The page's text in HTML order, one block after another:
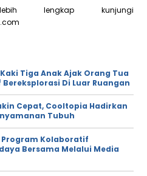
lengkap kunjungi
Tiga Anak Ajak Orang Tua
Di Luar Ruangan
Cepat, Cooltopia Hadirkan
Tubuh
Program Kolaboratif
Bersama Melalui Media